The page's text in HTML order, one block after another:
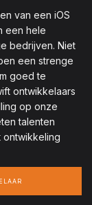
van een iOS
een hele
bedrijven. Niet
een strenge
goed te
ontwikkelaars
op onze
talenten
ontwikkeling